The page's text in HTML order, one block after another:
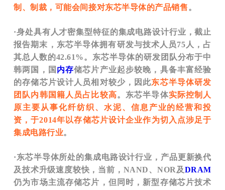
制、制裁，可能会间接对东芯半导体的产品销售 。
·身处具有人才密集型特征的集成电路设计行业，截止
报告期末，东芯半导体拥有研发与技术人员75人，占
其总人数的42.61%。东芯半导体的研发团队分布于中
韩两国，国 内存储芯片产业起步较晚，具备丰富经验
的存储芯片设计人员相对较少，因此东芯半导体研发
团队内韩国籍人员占比较高。东芯半导体实际控制人
原主要从事化纤纺织、水泥、信息产业的经营和投
资，于2014年以存储芯片设计企业作为切入点涉足于
集成电路行业。
·东芯半导体所处的集成电路设计行业，产品更新换代
及技术升级速度较快，当前，NAND、NOR及DRAM
仍为市场主流存储芯片，但同时，新型存储芯片技术